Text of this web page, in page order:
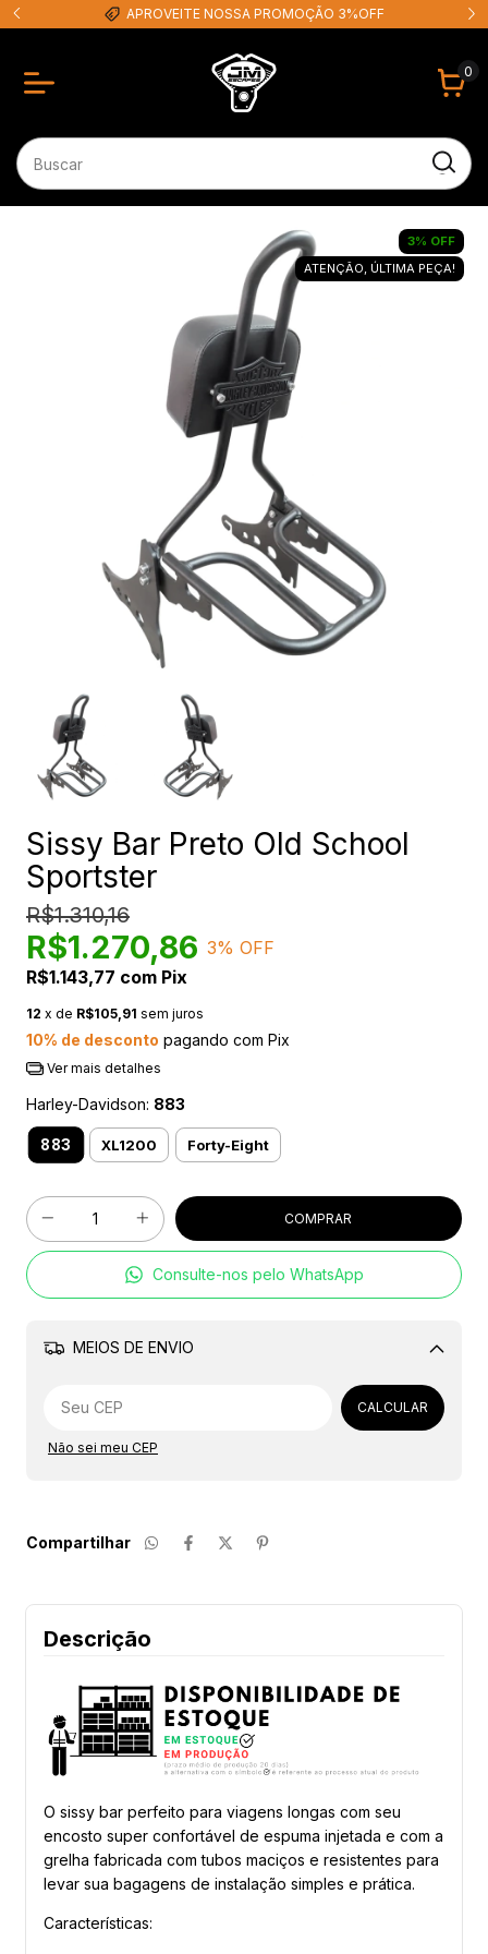
APROVEITE NOSSA PROMOÇÃO 3%OFF
0
3% OFF
ATENÇÃO, ÚLTIMA PEÇA!
Sissy Bar Preto Old School
Sportster
R$1.310,16
R$1.270,86 3% OFF
R$1.143,77 com Pix
12 x de R$105,91 sem juros
10% de desconto pagando com Pix
Ver mais detalhes
Harley-Davidson: 883
883 XL1200 Forty-Eight
Consulte-nos pelo WhatsApp
MEIOS DE ENVIO
Alterar CEP
CALCULAR
Não sei meu CEP
Compartilhar
Descrição
O sissy bar perfeito para viagens longas com seu
encosto super confortável de espuma injetada e com a
grelha fabricada com tubos maciços e resistentes para
levar sua bagagens de instalação simples e prática.
Características: